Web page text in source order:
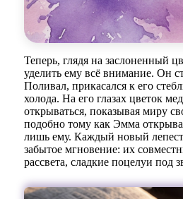
Теперь, глядя на заслоненный
уделить ему всё внимание. Он
Поливал, прикасался к его
холода. На его глазах цветок
открываться, показывая миру
подобно тому как Эмма
лишь ему. Каждый новый
забытое мгновение: их
рассвета, сладкие поцелуи под